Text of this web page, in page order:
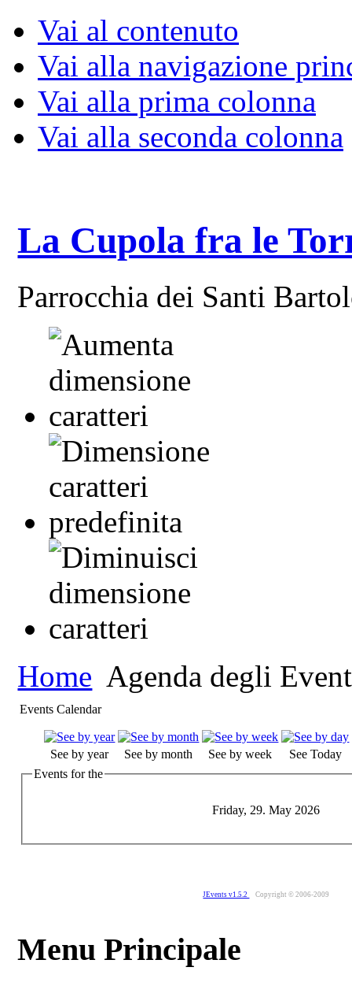
Vai al contenuto
Vai alla navigazione
Vai alla prima colonna
Vai alla seconda colonna
La Cupola fra le
Parrocchia dei Santi
Home Agenda degli
Events Calendar
See by year See by month See by week
See Today
Events for the
Friday, 29. May 2026
JEvents v1.5.2 Copyright © 2006-2009
Menu Principale